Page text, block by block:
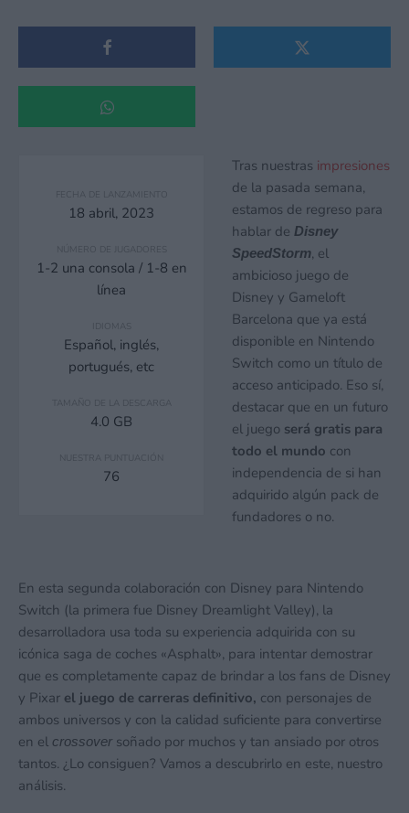
FECHA DE LANZAMIENTO
18 abril, 2023
NÚMERO DE JUGADORES
1-2 una consola / 1-8 en
línea
IDIOMAS
Español, inglés,
portugués, etc
TAMAÑO DE LA DESCARGA
4.0 GB
76
Tras nuestras impresiones
de la pasada semana,
estamos de regreso para
hablar de Disney
SpeedStorm, el
ambicioso juego de
Disney y Gameloft
Barcelona que ya está
disponible en Nintendo
Switch como un título de
acceso anticipado. Eso sí,
destacar que en un futuro
el juego será gratis para
todo el mundo con
independencia de si han
adquirido algún pack de
fundadores o no.
En esta segunda colaboración con Disney para Nintendo
Switch (la primera fue Disney Dreamlight Valley), la
desarrolladora usa toda su experiencia adquirida con su
icónica saga de coches «Asphalt», para intentar demostrar
que es completamente capaz de brindar a los fans de Disney
y Pixar el juego de carreras definitivo, con personajes de
ambos universos y con la calidad suficiente para convertirse
en el crossover soñado por muchos y tan ansiado por otros
tantos. ¿Lo consiguen? Vamos a descubrirlo en este, nuestro
análisis.